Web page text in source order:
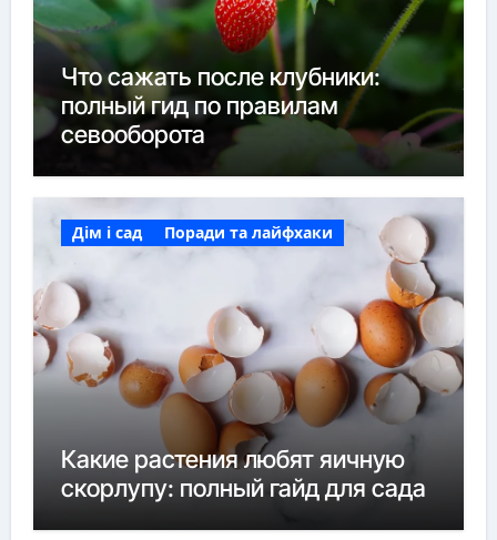
Что сажать после клубники:
полный гид по правилам
севооборота
Дім і сад Поради та лайфхаки
Какие растения любят яичную
скорлупу: полный гайд для сада